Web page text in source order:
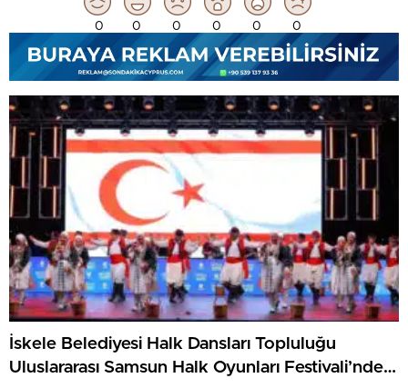
0 0 0 0 0 0
İskele Belediyesi Halk Dansları Topluluğu
Uluslararası Samsun Halk Oyunları Festivali’nde